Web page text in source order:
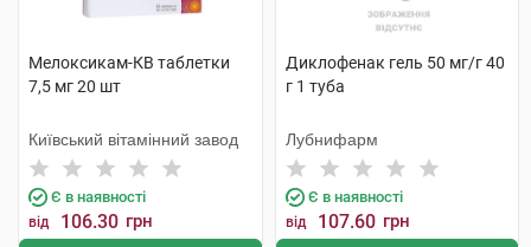
Мелоксикам-КВ таблетки
7,5 мг 20 шт
Київський вітамінний завод
Є в наявності
від 106.30 грн
Диклофенак гель 50 мг/г 40
г 1 туба
Лубнифарм
Є в наявності
від 107.60 грн